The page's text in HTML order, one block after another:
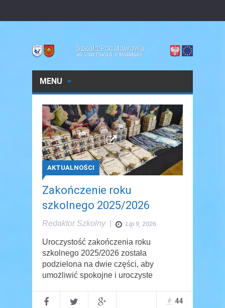
MENU
AKTUALNOŚCI
Zakończenie roku
szkolnego 2025/2026
Redaktor Szkolny| Lip 9, 2026
Uroczystość zakończenia roku
szkolnego 2025/2026 została
podzielona na dwie części, aby
umożliwić spokojne i uroczyste
44